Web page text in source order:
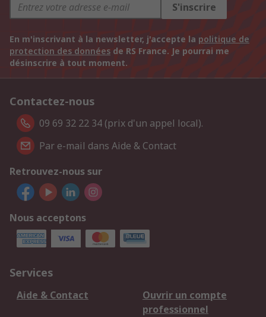
S'inscrire
En m'inscrivant à la newsletter, j'accepte la politique de
protection des données de RS France. Je pourrai me
désinscrire à tout moment.
Contactez-nous
09 69 32 22 34 (prix d'un appel local).
Par e-mail dans Aide & Contact
Retrouvez-nous sur
Nous acceptons
Services
Aide & Contact
Ouvrir un compte
professionnel